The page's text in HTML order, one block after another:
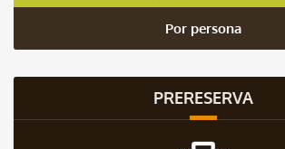
Por persona
PRERESERVA